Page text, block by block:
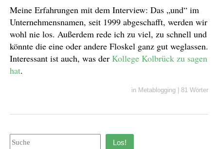
Meine Erfahrungen mit dem Interview: Das „und“ im
Unternehmensnamen, seit 1999 abgeschafft, werden wir
wohl nie los. Außerdem rede ich zu viel, zu schnell und
könnte die eine oder andere Floskel ganz gut weglassen.
Interessant ist auch, was der Kollege Kolbrück zu sagen
hat.
in Metablogging 81 Wörter
Los!